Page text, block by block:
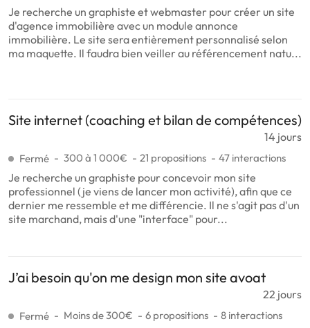
Je recherche un graphiste et webmaster pour créer un site
d'agence immobilière avec un module annonce
immobilière. Le site sera entièrement personnalisé selon
ma maquette. Il faudra bien veiller au référencement natu...
Site internet (coaching et bilan de compétences)
14 jours
Fermé 300 à 1 000€ 21 propositions 47 interactions
Je recherche un graphiste pour concevoir mon site
professionnel (je viens de lancer mon activité), afin que ce
dernier me ressemble et me différencie. Il ne s'agit pas d'un
site marchand, mais d'une "interface" pour...
J’ai besoin qu'on me design mon site avoat
22 jours
Fermé Moins de 300€ 6 propositions 8 interactions